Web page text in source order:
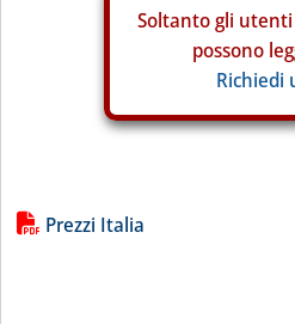
Soltanto gli utenti
possono
Richiedi
Lista allegati PDF alla
Prezzi Italia